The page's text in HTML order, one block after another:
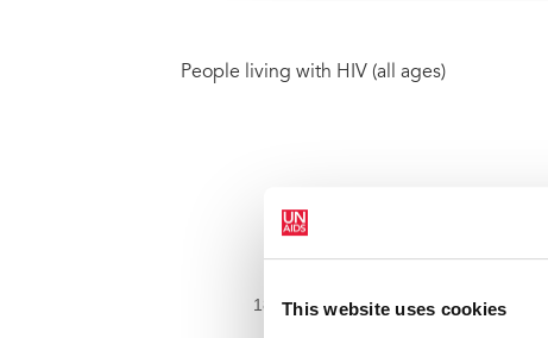
People living with HIV (all ages)